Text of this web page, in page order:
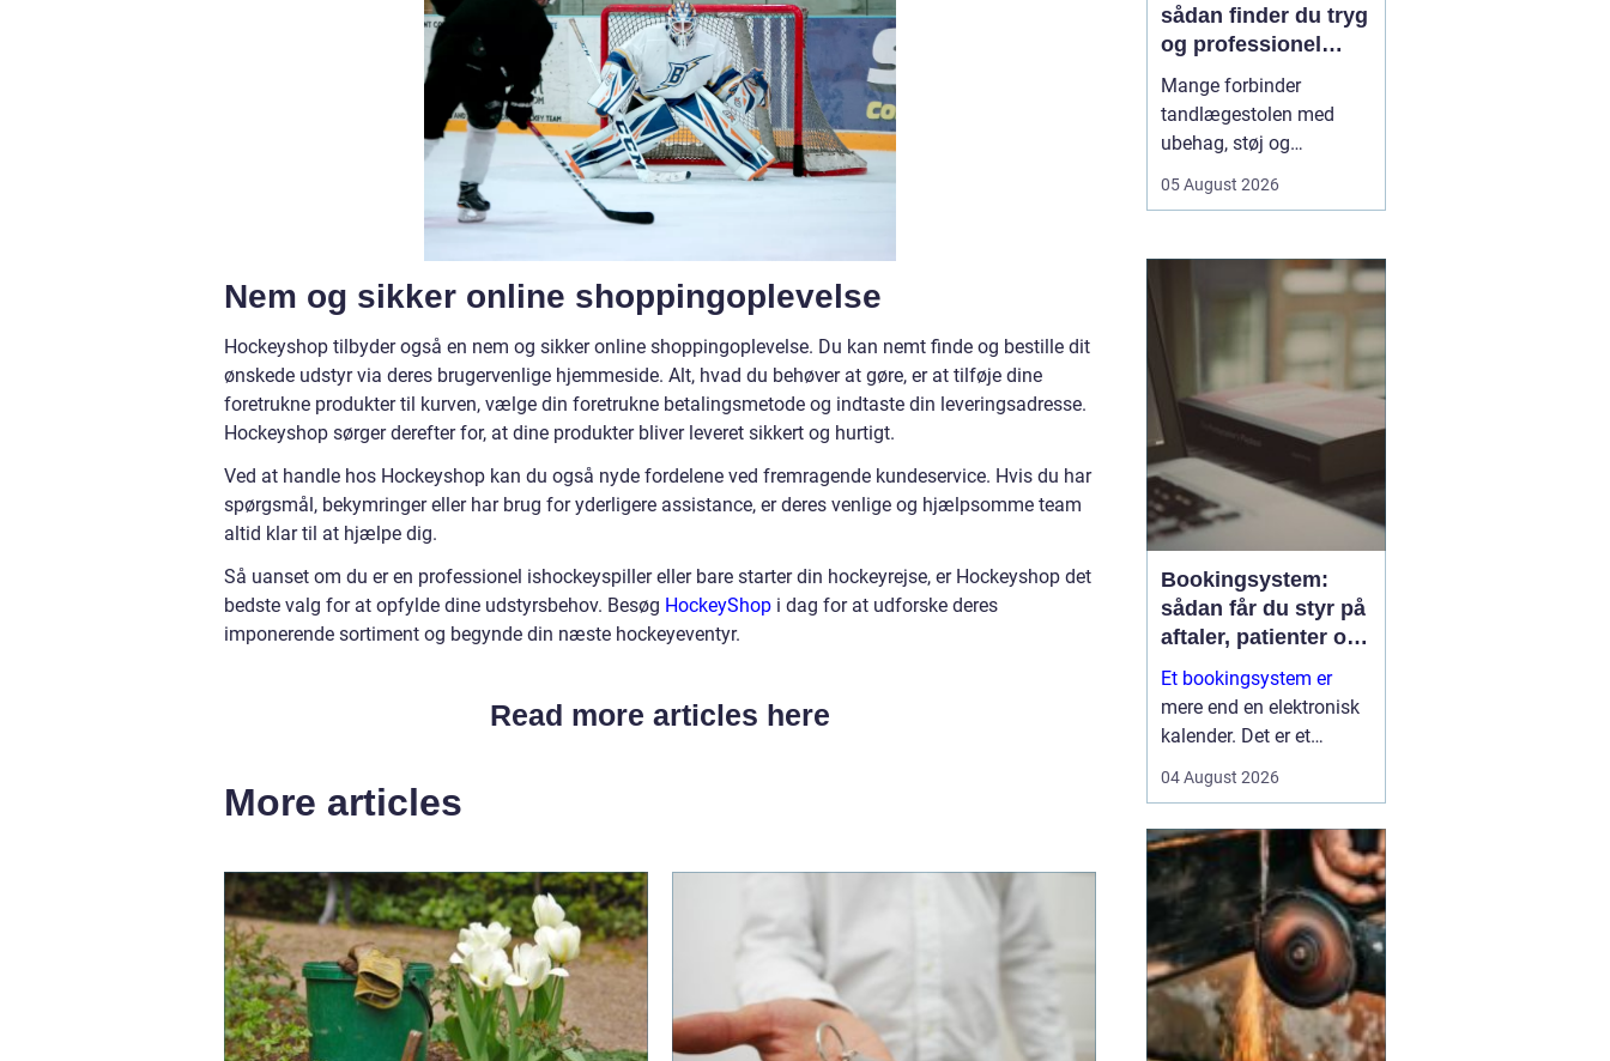
Nem og sikker online shoppingoplevelse
Hockeyshop tilbyder også en nem og sikker online shoppingoplevelse. Du kan nemt finde og bestille dit
ønskede udstyr via deres brugervenlige hjemmeside. Alt, hvad du behøver at gøre, er at tilføje dine
foretrukne produkter til kurven, vælge din foretrukne betalingsmetode og indtaste din leveringsadresse.
Hockeyshop sørger derefter for, at dine produkter bliver leveret sikkert og hurtigt.
Ved at handle hos Hockeyshop kan du også nyde fordelene ved fremragende kundeservice. Hvis du har
spørgsmål, bekymringer eller har brug for yderligere assistance, er deres venlige og hjælpsomme team
altid klar til at hjælpe dig.
Så uanset om du er en professionel ishockeyspiller eller bare starter din hockeyrejse, er Hockeyshop det
bedste valg for at opfylde dine udstyrsbehov. Besøg HockeyShop i dag for at udforske deres
imponerende sortiment og begynde din næste hockeyeventyr.
Read more articles here
More articles
sådan finder du tryg
og professionel
tandpleje
Mange forbinder
tandlægestolen med
ubehag, støj og
regelmæssige besøg
sundhed og livskvalitet.
du søger tandlæge
, handler det
derfor ikke kun om...
05 August 2026
Bookingsystem:
sådan får du styr på
aftaler, patienter og
tid
Et bookingsystem er
mere end en elektronisk
kalender. Det er et
klinikker, behandlere og
at få bedre overblik over
tid, ressourcer og
kontakt til patienter eller
kun...
04 August 2026